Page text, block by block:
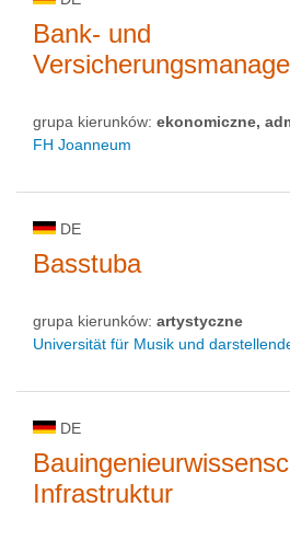
Bank- und
grupa kierunków: ekonomiczne,
FH Joanneum
DE
Basstuba
grupa kierunków: artystyczne
Universität für Musik und
DE
Infrastruktur